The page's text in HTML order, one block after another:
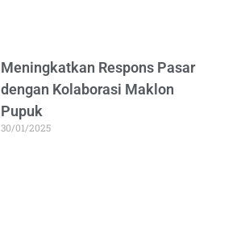
Meningkatkan Respons Pasar
dengan Kolaborasi Maklon
Pupuk
30/01/2025